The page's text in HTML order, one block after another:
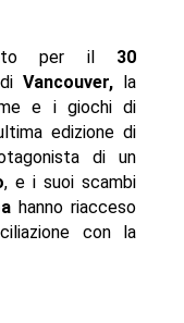
per il 30
diVancouver, la
e i giochi di
edizione di
di un
, e i suoi scambi
hanno riacceso
con la